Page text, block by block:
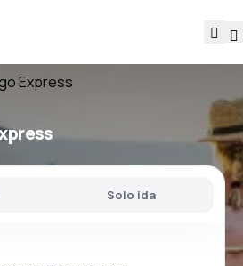
Express
Solo ida